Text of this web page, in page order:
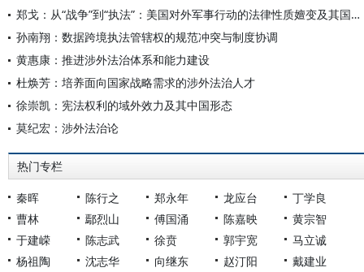
郑戈：从“战争”到“执法”：美国对外军事行动的法律性质嬗变及其国际法违法性
孙南翔：数据跨境执法管辖权的规范冲突与制度协调
黄惠康：推进涉外法治体系和能力建设
杜焕芳：培养面向国家战略需求的涉外法治人才
徐崇凯：宪法权利的域外效力及其中国形态
莫纪宏：涉外法治论
热门专栏
秦晖 陈行之 郑永年 龙应台
丁学良
曹林
鄢烈山 傅国涌 陈嘉映
黄宗智
于建嵘
陈志武 徐贲 郭宇宽
马立诚
杨祖陶
沈志华 向继东 赵汀阳
戴建业